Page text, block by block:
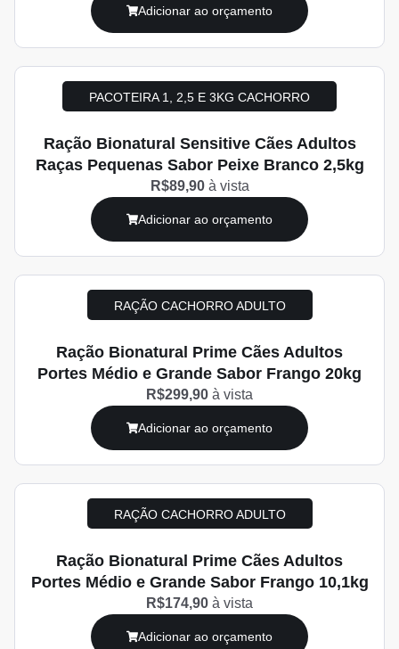
Adicionar ao orçamento
PACOTEIRA 1, 2,5 E 3KG CACHORRO
Ração Bionatural Sensitive Cães Adultos
Raças Pequenas Sabor Peixe Branco 2,5kg
R$89,90à vista
Adicionar ao orçamento
RAÇÃO CACHORRO ADULTO
Ração Bionatural Prime Cães Adultos
Portes Médio e Grande Sabor Frango 20kg
R$299,90 à vista
Adicionar ao orçamento
RAÇÃO CACHORRO ADULTO
Ração Bionatural Prime Cães Adultos
Portes Médio e Grande Sabor Frango 10,1kg
R$174,90 à vista
Adicionar ao orçamento